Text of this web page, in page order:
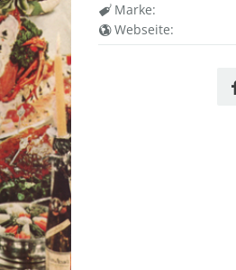
Marke:
Webseite: